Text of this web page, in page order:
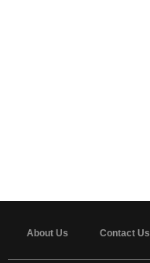
About Us Contact Us